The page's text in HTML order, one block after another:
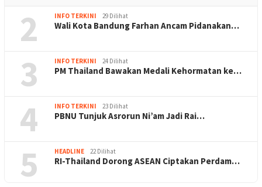
2 INFO TERKINI 29 Dilihat
Wali Kota Bandung Farhan Ancam Pidanakan…
3 INFO TERKINI 24 Dilihat
PM Thailand Bawakan Medali Kehormatan ke…
4 INFO TERKINI 23 Dilihat
PBNU Tunjuk Asrorun Ni’am Jadi Rai…
5 HEADLINE 22 Dilihat
RI-Thailand Dorong ASEAN Ciptakan Perdam…